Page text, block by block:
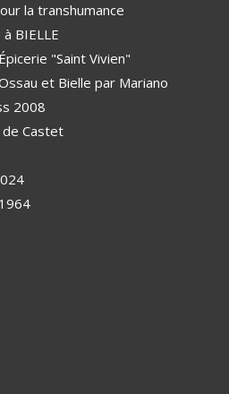
la transhumance
BIELLE
"Saint Vivien"
et Bielle par Mariano
2008
Castet